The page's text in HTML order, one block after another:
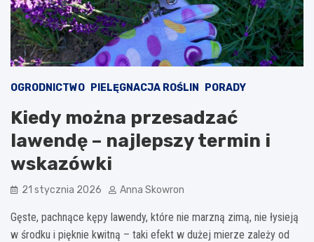
OGRODNICTWO PIELĘGNACJA ROŚLIN PORADY
Kiedy można przesadzać
lawendę – najlepszy termin i
wskazówki
21 stycznia 2026 Anna Skowron
Gęste, pachnące kępy lawendy, które nie marzną zimą, nie łysieją
w środku i pięknie kwitną – taki efekt w dużej mierze zależy od